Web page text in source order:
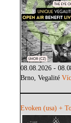
08.08.2026 -
Brno, Vegalité
Evoken (usa) +